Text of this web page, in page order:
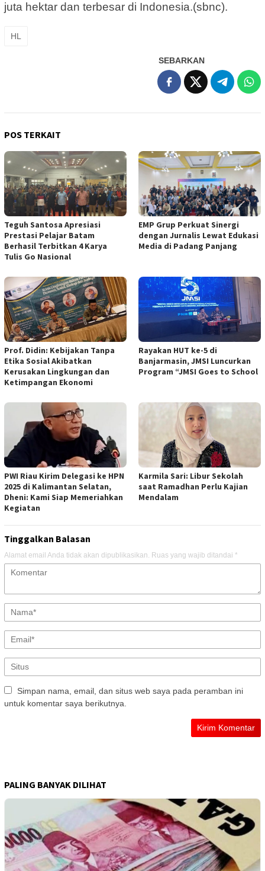
juta hektar dan terbesar di Indonesia.(sbnc).
HL
SEBARKAN
POS TERKAIT
Teguh Santosa Apresiasi
Prestasi Pelajar Batam
Berhasil Terbitkan 4 Karya
Tulis Go Nasional
EMP Grup Perkuat Sinergi
dengan Jurnalis Lewat Edukasi
Media di Padang Panjang
Prof. Didin: Kebijakan Tanpa
Etika Sosial Akibatkan
Kerusakan Lingkungan dan
Ketimpangan Ekonomi
Rayakan HUT ke-5 di
Banjarmasin, JMSI Luncurkan
Program “JMSI Goes to School
PWI Riau Kirim Delegasi ke HPN
2025 di Kalimantan Selatan,
Dheni: Kami Siap Memeriahkan
Kegiatan
Karmila Sari: Libur Sekolah
saat Ramadhan Perlu Kajian
Mendalam
Tinggalkan Balasan
Alamat email Anda tidak akan dipublikasikan. Ruas yang wajib ditandai *
Simpan nama, email, dan situs web saya pada peramban ini
untuk komentar saya berikutnya.
PALING BANYAK DILIHAT